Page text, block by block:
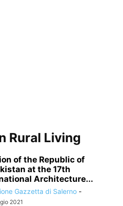
Rural Living
of the Republic of
at the 17th
Architecture...
Gazzetta di Salerno -
2021